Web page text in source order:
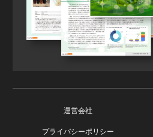
運営会社
プライバシーポリシー